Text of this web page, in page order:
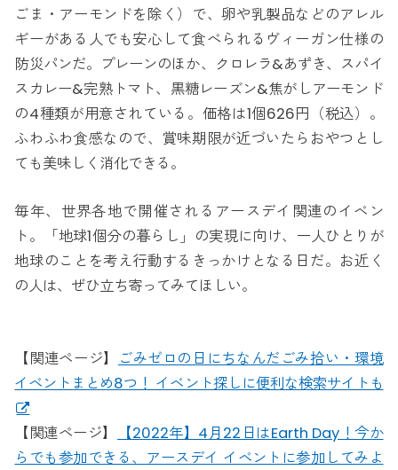
ごま・アーモンドを除く）で、卵や乳製品などのアレル
ギーがある人でも安心して食べられるヴィーガン仕様の
防災パンだ。プレーンのほか、クロレラ&あずき、スパイ
スカレー&完熟トマト、黒糖レーズン&焦がしアーモンド
の4種類が用意されている。価格は1個626円（税込）。
ふわふわ食感なので、賞味期限が近づいたらおやつとし
ても美味しく消化できる。
毎年、世界各地で開催されるアースデイ関連のイベン
ト。「地球1個分の暮らし」の実現に向け、一人ひとりが
地球のことを考え行動するきっかけとなる日だ。お近く
の人は、ぜひ立ち寄ってみてほしい。
【関連ページ】
ごみゼロの日にちなんだごみ拾い・環境
イベントまとめ8つ！ イベント探しに便利な検索サイトも
【関連ページ】
【2022年】4月22日はEarth Day！今か
らでも参加できる、アースデイ イベントに参加してみよ